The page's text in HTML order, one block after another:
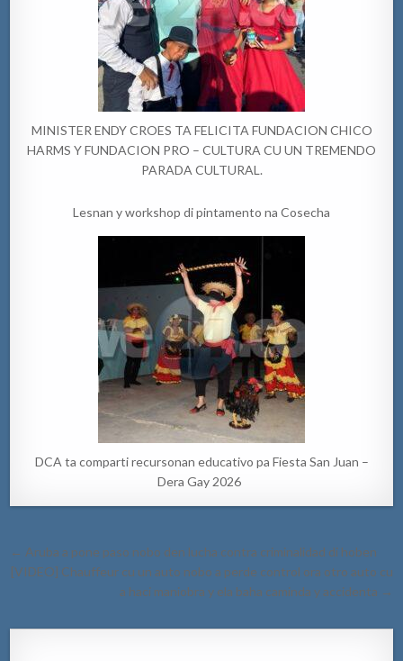
MINISTER ENDY CROES TA FELICITA FUNDACION CHICO
HARMS Y FUNDACION PRO – CULTURA CU UN TREMENDO
PARADA CULTURAL.
Lesnan y workshop di pintamento na Cosecha
DCA ta comparti recursonan educativo pa Fiesta San Juan –
Dera Gay 2026
Post
navigation
← Aruba a pone paso nobo den lucha contra criminalidad di hoben
[VIDEO] Chauffeur cu un auto nobo a perde control ora otro auto cu
a haci maniobra y ela baha caminda y accidenta →